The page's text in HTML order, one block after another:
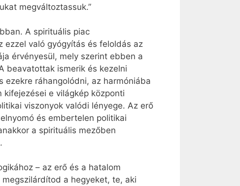
megváltoztassuk.”
A spirituális piac
ezzel való gyógyítás és feloldás az
érvényesül, mely szerint ebben a
beavatottak ismerik és kezelni
ezekre ráhangolódni, az harmóniába
kifejezései e világkép központi
viszonyok valódi lényege. Az erő
és embertelen politikai
a spirituális mezőben
– az erő és a hatalom
a hegyeket, te, aki